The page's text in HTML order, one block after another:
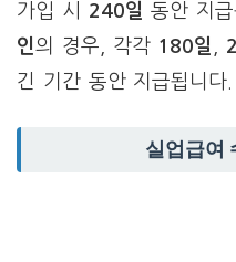
가입 시 240일 동안 지
인의 경우, 각각 180일
긴 기간 동안 지급됩니다.
실업급여